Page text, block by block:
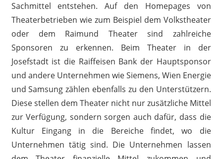
Sachmittel entstehen. Auf den Homepages von
Theaterbetrieben wie zum Beispiel dem Volkstheater
oder dem Raimund Theater sind zahlreiche
Sponsoren zu erkennen. Beim Theater in der
Josefstadt ist die Raiffeisen Bank der Hauptsponsor
und andere Unternehmen wie Siemens, Wien Energie
und Samsung zählen ebenfalls zu den Unterstützern.
Diese stellen dem Theater nicht nur zusätzliche Mittel
zur Verfügung, sondern sorgen auch dafür, dass die
Kultur Eingang in die Bereiche findet, wo die
Unternehmen tätig sind. Die Unternehmen lassen